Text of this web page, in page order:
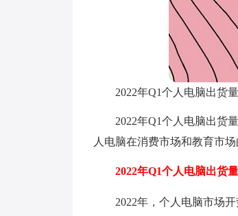
2022年Q1个人电脑出货
2022年Q1个人电脑出货
人电脑在消费市场和教育市
2022年Q1个人电脑出货量
2022年，个人电脑市场